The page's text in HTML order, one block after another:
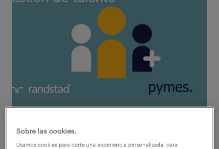
Como todas las empresas, las pymes se
enfrentan a una gran cantidad de desafíos,
Sobre las cookies.
Usamos cookies para darte una experiencia personalizada, para